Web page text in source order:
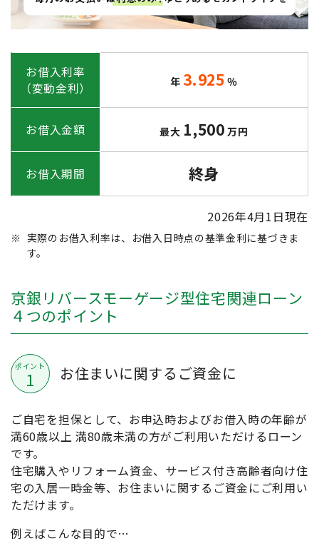
お借入利率
（変動金利）
年 3.925 ％
お借入金額 最大 1,500 万円
お借入期間 終身
2026年4月1日現在
※ 実際のお借入利率は、お借入日時点の基準金利に基づきま
す。
京銀リバースモーゲージ型住宅関連ローン
４つのポイント
ポイント
1 お住まいに関するご資金に
ご自宅を担保として、お申込時およびお借入時の年齢が
満60歳以上 満80歳未満の方がご利用いただけるローン
です。
住宅購入やリフォーム資金、サービス付き高齢者向け住
宅の入居一時金等、お住まいに関するご資金にご利用い
ただけます。
例えばこんな目的で…